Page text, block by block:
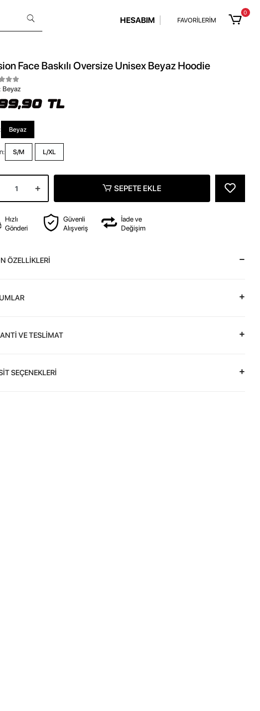
HESABIM FAVORİLERİM
0
Face Baskılı Oversize Unisex Beyaz Hoodie
Beyaz
TL
Beyaz
S/M L/XL
SEPETE EKLE
Hızlı
Gönderi
Güvenli
Alışveriş
İade ve
Değişim
ÖZELLİKLERİ
VE TESLİMAT
SEÇENEKLERİ